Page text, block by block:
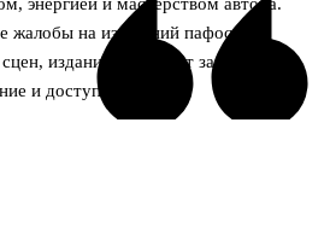
жалобы на излишний пафос и
издание отмечают за
и доступную цену.